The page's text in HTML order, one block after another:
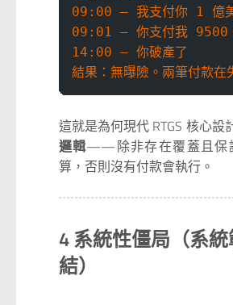
09:00 — 我支付你 1 億美
09:01 — 你支付我 9500
14:00 — 你破產了
結果：無曝險。兩筆付款在
這就是為何現代 RTGS 核心設
邏輯——除非存在覆蓋且保
算，否則沒有付款會執行。
4 系統性僵局（系
結）